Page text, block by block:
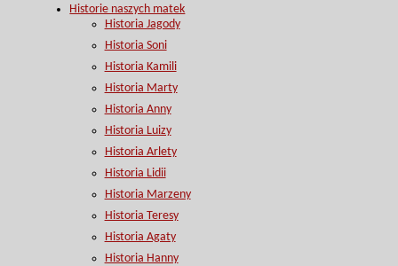
Historie naszych matek
Historia Jagody
Historia Soni
Historia Kamili
Historia Marty
Historia Anny
Historia Luizy
Historia Arlety
Historia Lidii
Historia Marzeny
Historia Teresy
Historia Agaty
Historia Hanny